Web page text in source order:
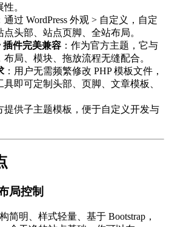
。
通过 WordPress 外观 > 自定义，自定
点头部、站点页脚、全站布局。
插件完美兼容 ：作为官方主题，它与
局、模块、拖放流程无缝配合。
：用户无需频繁修改 PHP 模板文件，
即可定制头部、页脚、文章模板、
提供子主题模板，便于自定义开发与
局控制
简明、样式轻量、基于 Bootstrap，